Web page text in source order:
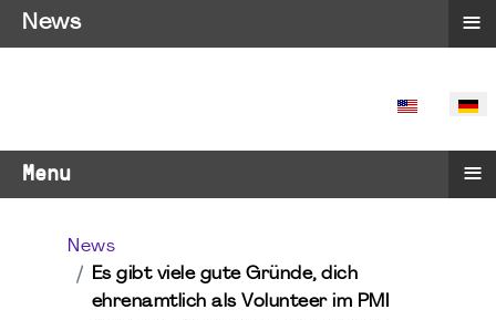
SPRACHE
Menu ≡
News
Es gibt viele gute Gründe, dich
ehrenamtlich als Volunteer im PMI
News ≡